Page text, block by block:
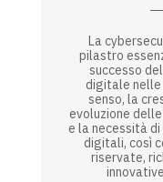
La
pilastro
successo
digitale nelle
senso, la
evoluzione
e la necessità
digitali, così
riservate,